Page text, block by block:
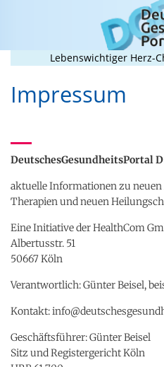
Lebenswichtiger Herz-
Impressum
DeutschesGesundheitsPortal
aktuelle Informationen zu
Therapien und neuen
Eine Initiative der HealthCom
Albertusstr. 51
50667 Köln
Verantwortlich: Günter Beisel,
Kontakt:
Geschäftsführer: Günter Beisel
Sitz und Registergericht Köln